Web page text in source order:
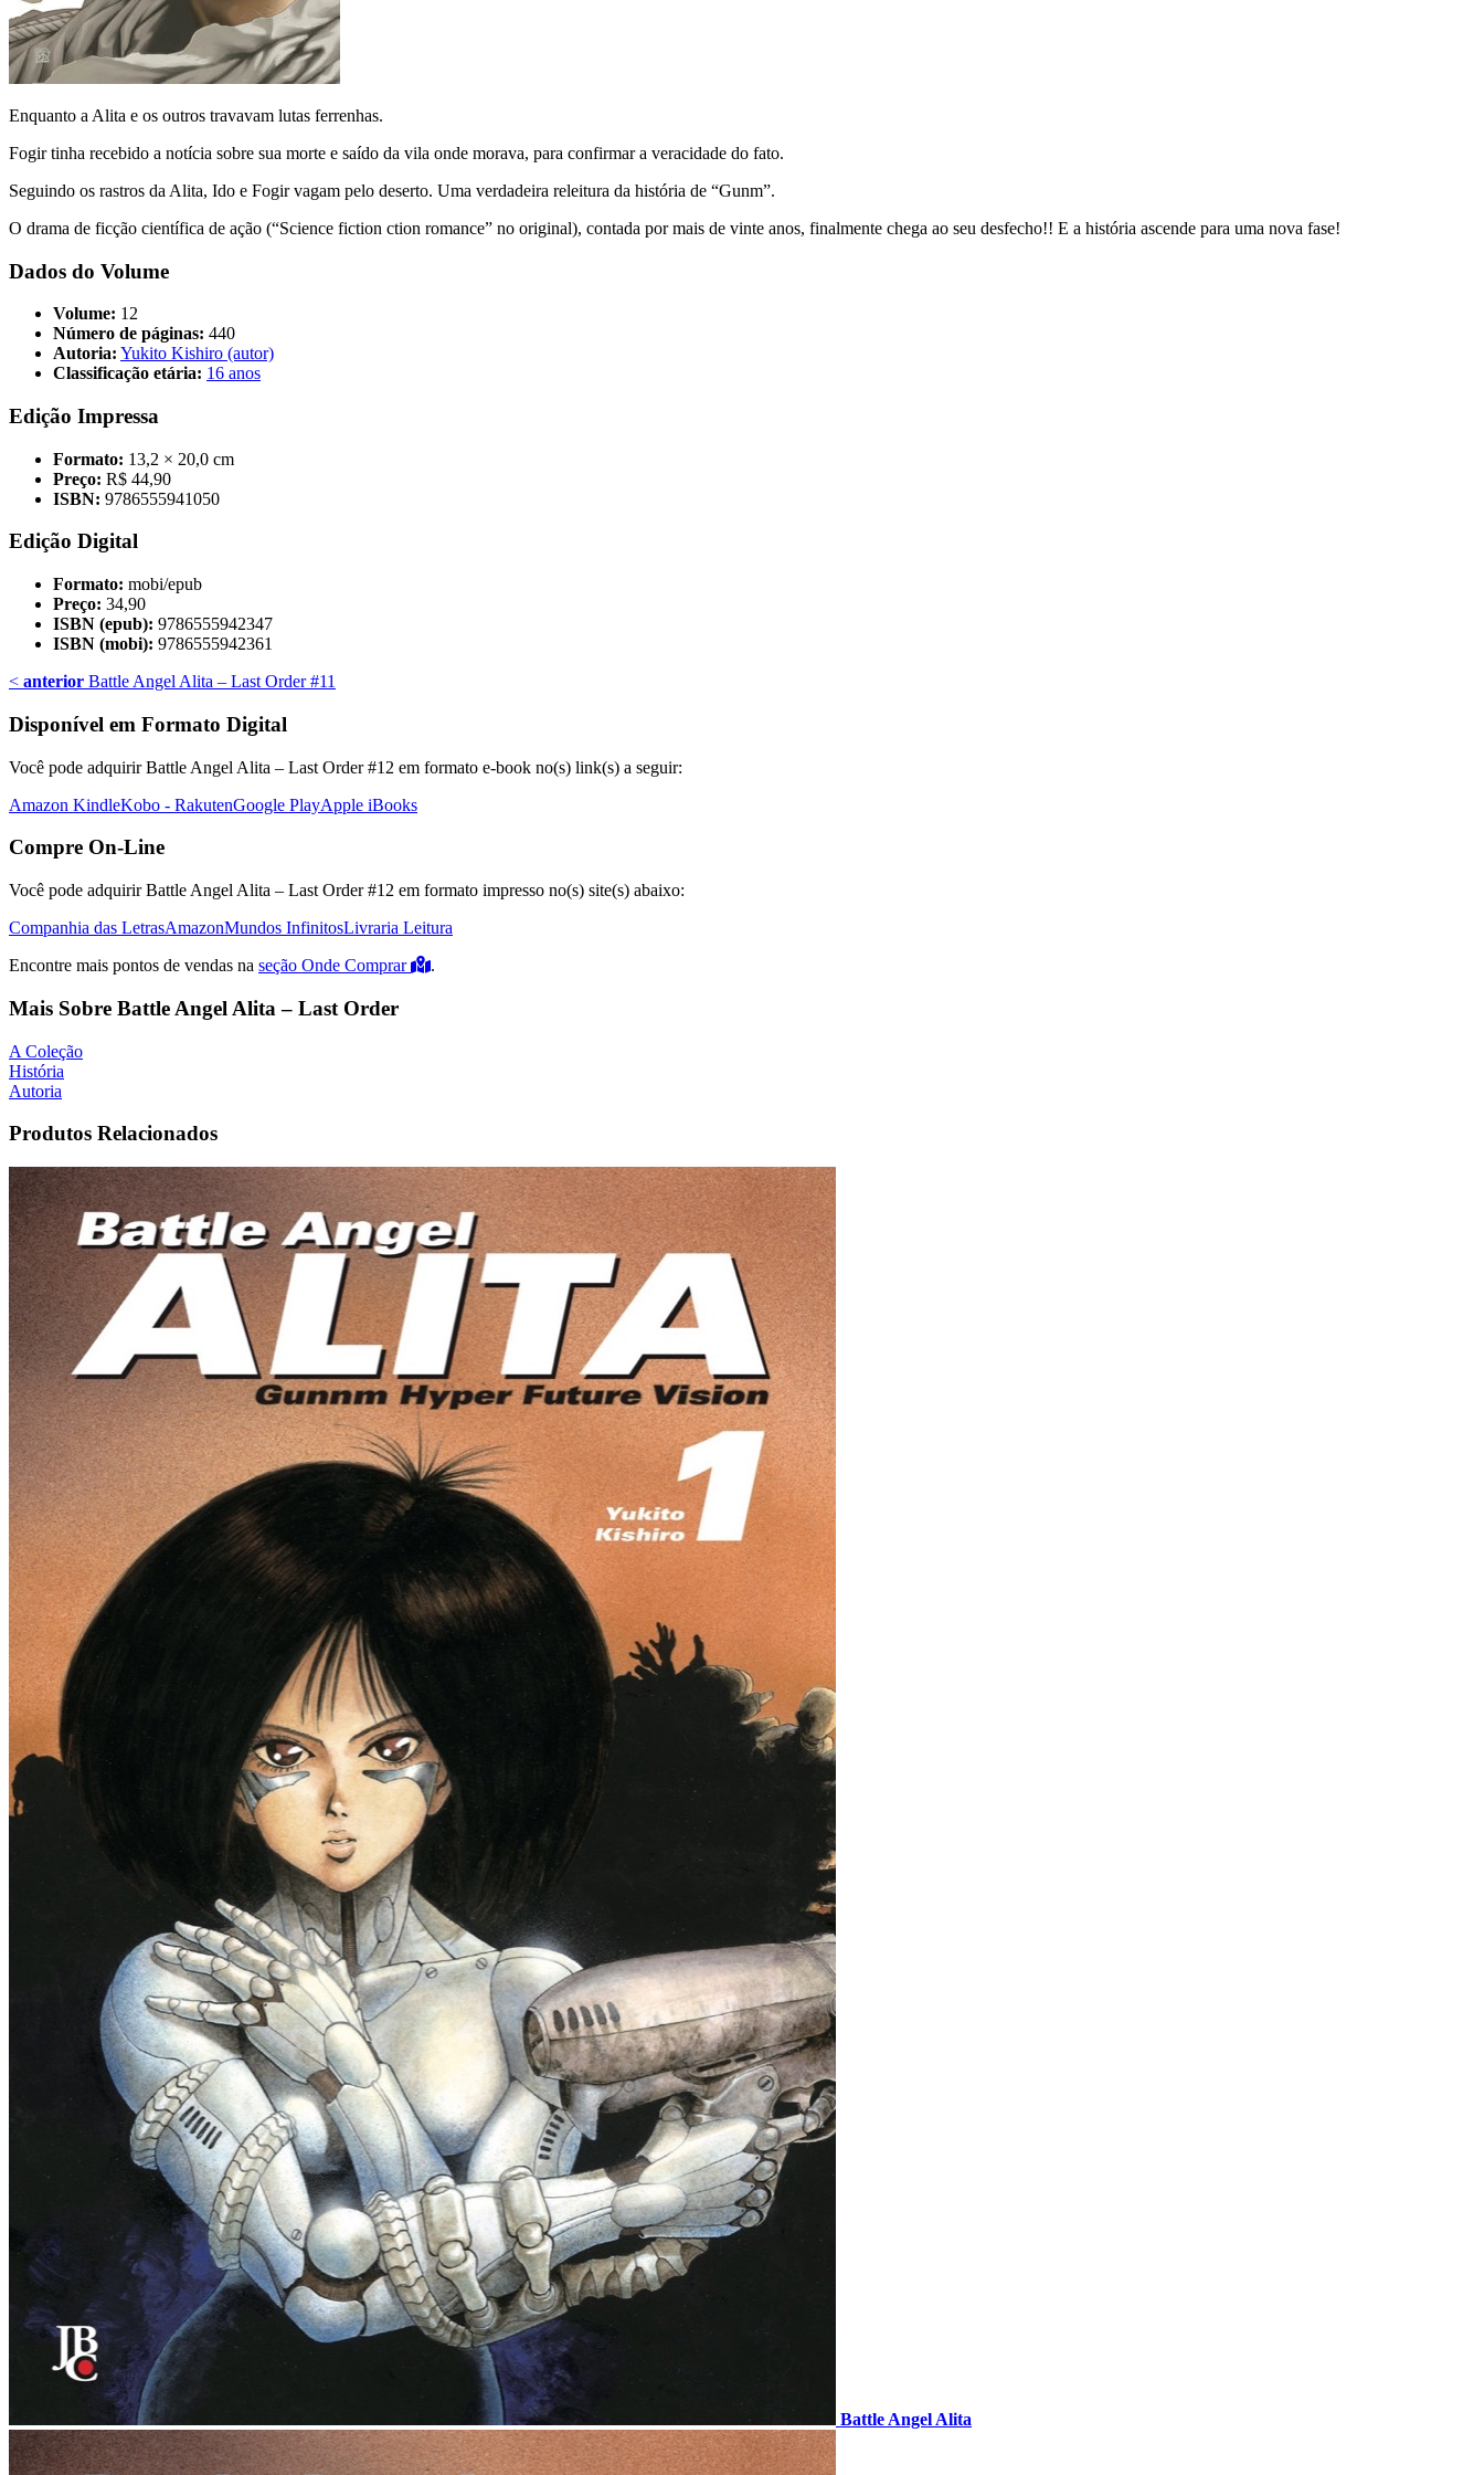
Enquanto a Alita e os outros travavam lutas ferrenhas.
Fogir tinha recebido a notícia sobre sua morte e saído da vila onde morava, para confirmar a veracidade do fato.
Seguindo os rastros da Alita, Ido e Fogir vagam pelo deserto. Uma verdadeira releitura da história de “Gunm”.
O drama de ficção científica de ação (“Science fiction ction romance” no original), contada por mais de vinte anos, finalmente chega ao seu desfecho!! E a história ascende para uma nova fase!
Dados do Volume
Volume: 12
Número de páginas: 440
Autoria: Yukito Kishiro (autor)
Classificação etária: 16 anos
Edição Impressa
Formato: 13,2 × 20,0 cm
Preço: R$ 44,90
ISBN: 9786555941050
Edição Digital
Formato: mobi/epub
Preço: 34,90
ISBN (epub): 9786555942347
ISBN (mobi): 9786555942361
< anterior Battle Angel Alita – Last Order #11
Disponível em Formato Digital
Você pode adquirir Battle Angel Alita – Last Order #12 em formato e-book no(s) link(s) a seguir:
Amazon KindleKobo - RakutenGoogle PlayApple iBooks
Compre On-Line
Você pode adquirir Battle Angel Alita – Last Order #12 em formato impresso no(s) site(s) abaixo:
Companhia das LetrasAmazonMundos InfinitosLivraria Leitura
Encontre mais pontos de vendas na seção Onde Comprar .
Mais Sobre Battle Angel Alita – Last Order
A Coleção
História
Autoria
Produtos Relacionados
Battle Angel Alita